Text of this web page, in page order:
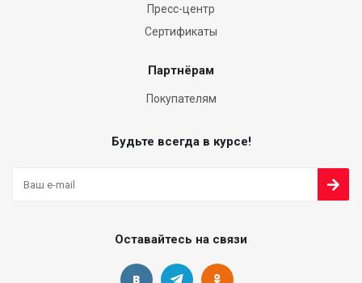
Пресс-центр
Сертификаты
Партнёрам
Покупателям
Будьте всегда в курсе!
Оставайтесь на связи